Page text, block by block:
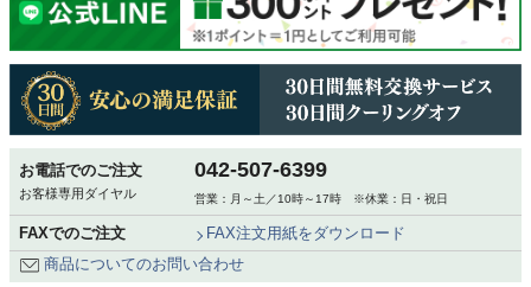
お電話でのご注文
お客様専用ダイヤル
042-507-6399
営業：月～土／10時～17時 ※休業：日・祝日
FAXでのご注文
FAX注文用紙をダウンロード
商品についてのお問い合わせ